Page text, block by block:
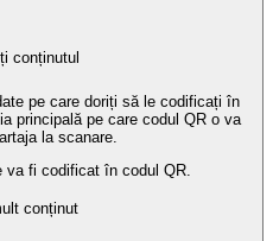
conținutul
pe care doriți să le codificați în
principală pe care codul QR o va
la scanare.
va fi codificat în codul QR.
conținut